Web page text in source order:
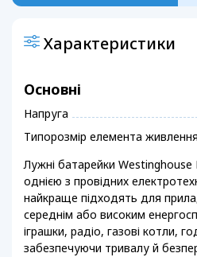
Характеристики
Основні
Напруга
Типорозмір елемента живлення
Лужні батарейки
однією з провідних
найкраще підходять для
середнім або високим
іграшки, радіо, газові котли,
забезпечуючи тривалу й